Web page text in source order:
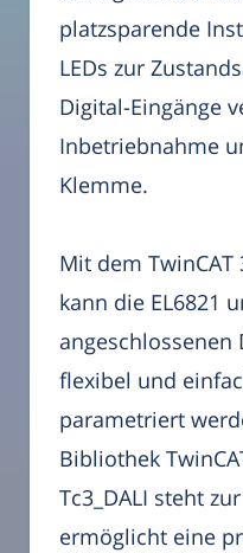
platzsparende
LEDs zur
Digital-Eingänge
Inbetriebnahme
Klemme.
Mit dem TwinCAT
kann die EL6821
angeschlossenen
flexibel und
parametriert
Bibliothek
Tc3_DALI steht
ermöglicht eine